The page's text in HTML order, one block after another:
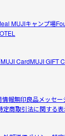
MUJIキャンプ場
MUJI CardMUJI GIFT
情報無印良品メッセー
定商取引法に関する